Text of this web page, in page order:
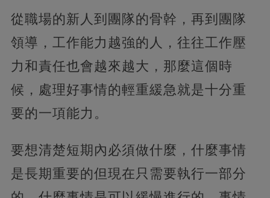
從職場的新人到團隊的骨幹，再到團隊
領導，工作能力越強的人，往往工作壓
力和責任也會越來越大，那麼這個時
候，處理好事情的輕重緩急就是十分重
要的一項能力。
要想清楚短期內必須做什麼，什麼事情
是長期重要的但現在只需要執行一部分